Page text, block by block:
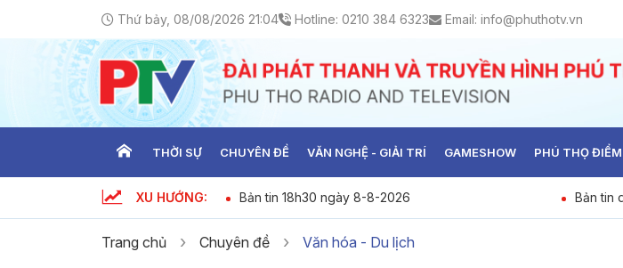
Thứ bảy, 08/08/2026 21:04 Hotline: 0210 384 6323 Email: info@phuthotv.vn
THỜI SỰ CHUYÊN ĐỀ VĂN NGHỆ - GIẢI TRÍ GAMESHOW PHÚ THỌ
XU HƯỚNG: Bản tin 18h30 ngày 8-8-2026 Bản tin
Trang chủ Chuyên đề Văn hóa - Du lịch